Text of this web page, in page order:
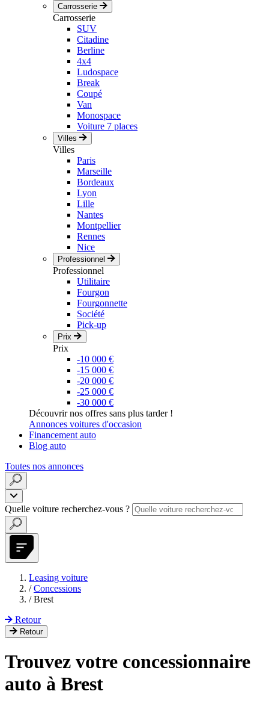
Carrosserie
Carrosserie
SUV
Citadine
Berline
4x4
Ludospace
Break
Coupé
Van
Monospace
Voiture 7 places
Villes
Villes
Paris
Marseille
Bordeaux
Lyon
Lille
Nantes
Montpellier
Rennes
Nice
Professionnel
Professionnel
Utilitaire
Fourgon
Fourgonnette
Société
Pick-up
Prix
Prix
-10 000 €
-15 000 €
-20 000 €
-25 000 €
-30 000 €
Découvrir nos offres sans plus tarder !
Annonces voitures d'occasion
Financement auto
Blog auto
Toutes nos annonces
Quelle voiture recherchez-vous ?
Leasing voiture
/ Concessions
/ Brest
Retour
Retour
Trouvez votre concessionnaire
auto à Brest